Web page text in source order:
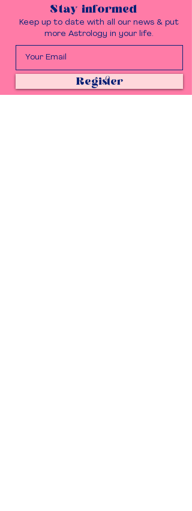
Stay informed
Keep up to date with all our news & put
more Astrology in your life.
Register